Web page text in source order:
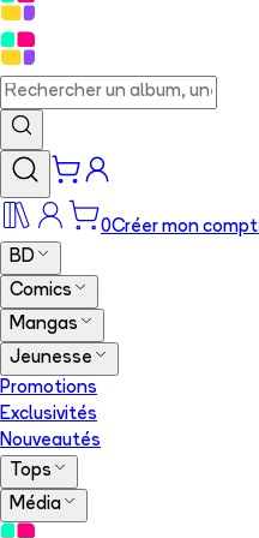
0Créer mon
BD
Comics
Mangas
Jeunesse
Promotions
Exclusivités
Nouveautés
Tops
Média